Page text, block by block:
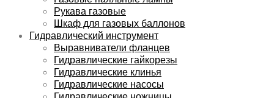
Рукава газовые
Шкаф для газовых баллонов
Гидравлический инструмент
Выравниватели фланцев
Гидравлические гайкорезы
Гидравлические клинья
Гидравлические насосы